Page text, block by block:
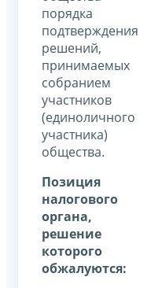
порядка
подтверждения
решений,
принимаемых
собранием
участников
(единоличного
участника)
общества.
Позиция
налогового
органа,
решение
которого
обжалуются: